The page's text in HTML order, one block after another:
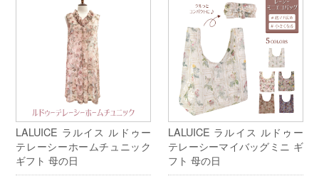
LALUICE ラルイス ルドゥー
テレーシーホームチュニック
ギフト 母の日
LALUICE ラルイス ルドゥー
テレーシーマイバッグミニ ギ
フト 母の日